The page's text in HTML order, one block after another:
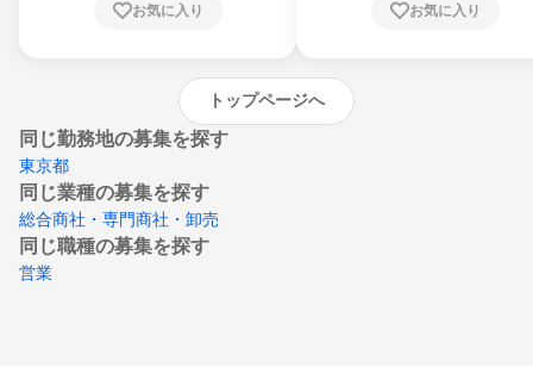
崎県、熊本県、大分県、宮崎県、鹿児島県、
お気に入り お気に入り
トップページへ
同じ勤務地の募集を探す
東京都
同じ業種の募集を探す
総合商社・専門商社・卸売
同じ職種の募集を探す
営業